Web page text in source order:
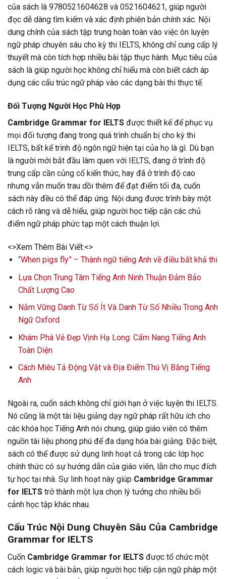
của sách là 9780521604628 và 0521604621, giúp người
đọc dễ dàng tìm kiếm và xác định phiên bản chính xác. Nội
dung chính của sách tập trung hoàn toàn vào việc ôn luyện
ngữ pháp chuyên sâu cho kỳ thi IELTS, không chỉ cung cấp lý
thuyết mà còn tích hợp nhiều bài tập thực hành. Mục tiêu của
sách là giúp người học không chỉ hiểu mà còn biết cách áp
dụng các cấu trúc ngữ pháp vào các dạng bài thi thực tế.
Đối Tượng Người Học Phù Hợp
Cambridge Grammar for IELTS được thiết kế để phục vụ
mọi đối tượng đang trong quá trình chuẩn bị cho kỳ thi
IELTS, bất kể trình độ ngôn ngữ hiện tại của họ là gì. Dù bạn
là người mới bắt đầu làm quen với IELTS, đang ở trình độ
trung cấp cần củng cố kiến thức, hay đã ở trình độ cao
nhưng vẫn muốn trau dồi thêm để đạt điểm tối đa, cuốn
sách này đều có thể đáp ứng. Nội dung được trình bày một
cách rõ ràng và dễ hiểu, giúp người học tiếp cận các chủ
điểm ngữ pháp phức tạp một cách thuận lợi.
<>Xem Thêm Bài Viết:<>
“When pigs fly” – Thành ngữ tiếng Anh về điều bất khả thi
Lựa Chọn Trung Tâm Tiếng Anh Ninh Thuận Đảm Bảo
Chất Lượng Cao
Nắm Vững Danh Từ Số Ít Và Danh Từ Số Nhiều Trong Anh
Ngữ Oxford
Khám Phá Vẻ Đẹp Vịnh Hạ Long: Cẩm Nang Tiếng Anh
Toàn Diện
Cách Miêu Tả Động Vật và Địa Điểm Thú Vị Bằng Tiếng
Anh
Ngoài ra, cuốn sách không chỉ giới hạn ở việc luyện thi IELTS.
Nó cũng là một tài liệu giảng dạy ngữ pháp rất hữu ích cho
các khóa học Tiếng Anh nói chung, giúp giáo viên có thêm
nguồn tài liệu phong phú để đa dạng hóa bài giảng. Đặc biệt,
sách có thể được sử dụng linh hoạt cả trong các lớp học
chính thức có sự hướng dẫn của giáo viên, lẫn cho mục đích
tự học tại nhà. Sự linh hoạt này giúp Cambridge Grammar
for IELTS trở thành một lựa chọn lý tưởng cho nhiều bối
cảnh học tập khác nhau.
Cấu Trúc Nội Dung Chuyên Sâu Của Cambridge
Grammar for IELTS
Cuốn Cambridge Grammar for IELTS được tổ chức một
cách logic và bài bản, giúp người học tiếp cận ngữ pháp một